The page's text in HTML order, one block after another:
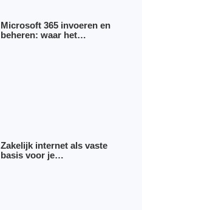
Microsoft 365 invoeren en
beheren: waar het…
Zakelijk internet als vaste
basis voor je…